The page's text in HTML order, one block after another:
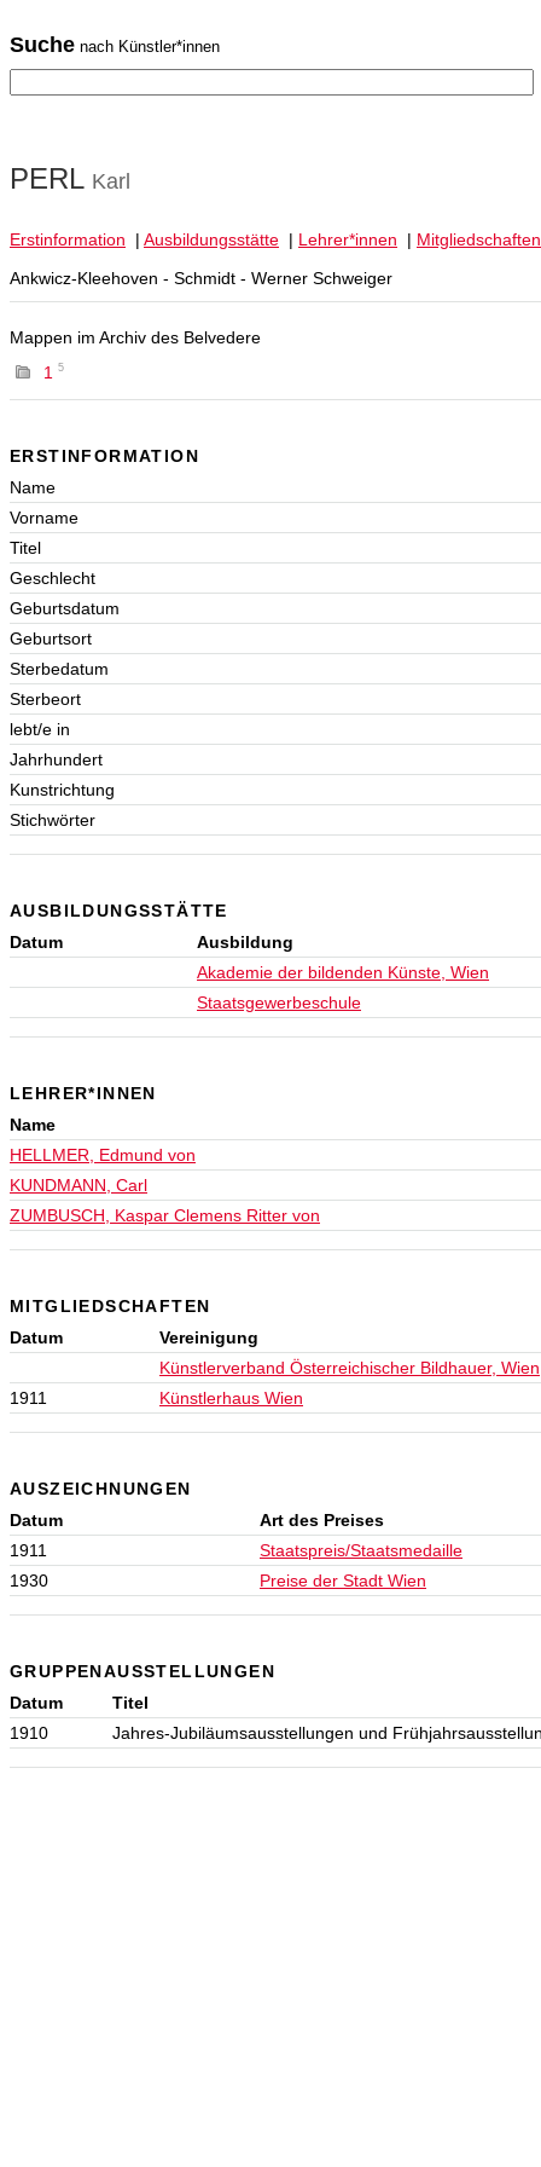
Suche nach Künstler*innen
PERL Karl
Erstinformation | Ausbildungsstätte | Lehrer*innen | Mitgliedschaften
Ankwicz-Kleehoven - Schmidt - Werner Schweiger
Mappen im Archiv des Belvedere
1
5
ERSTINFORMATION
Name
Vorname
Titel
Geschlecht
Geburtsdatum
Geburtsort
Sterbedatum
Sterbeort
lebt/e in
Jahrhundert
Kunstrichtung
Stichwörter
AUSBILDUNGSSTÄTTE
Datum
Ausbildung
Akademie der bildenden Künste, Wien
Staatsgewerbeschule
LEHRER*INNEN
Name
HELLMER, Edmund von
KUNDMANN, Carl
ZUMBUSCH, Kaspar Clemens Ritter von
MITGLIEDSCHAFTEN
Datum
Vereinigung
Künstlerverband Österreichischer Bildhauer, Wien
1911
Künstlerhaus Wien
AUSZEICHNUNGEN
Datum
Art des Preises
1911
Staatspreis/Staatsmedaille
1930
Preise der Stadt Wien
GRUPPENAUSSTELLUNGEN
Datum
Titel
1910
Jahres-Jubiläumsausstellungen und